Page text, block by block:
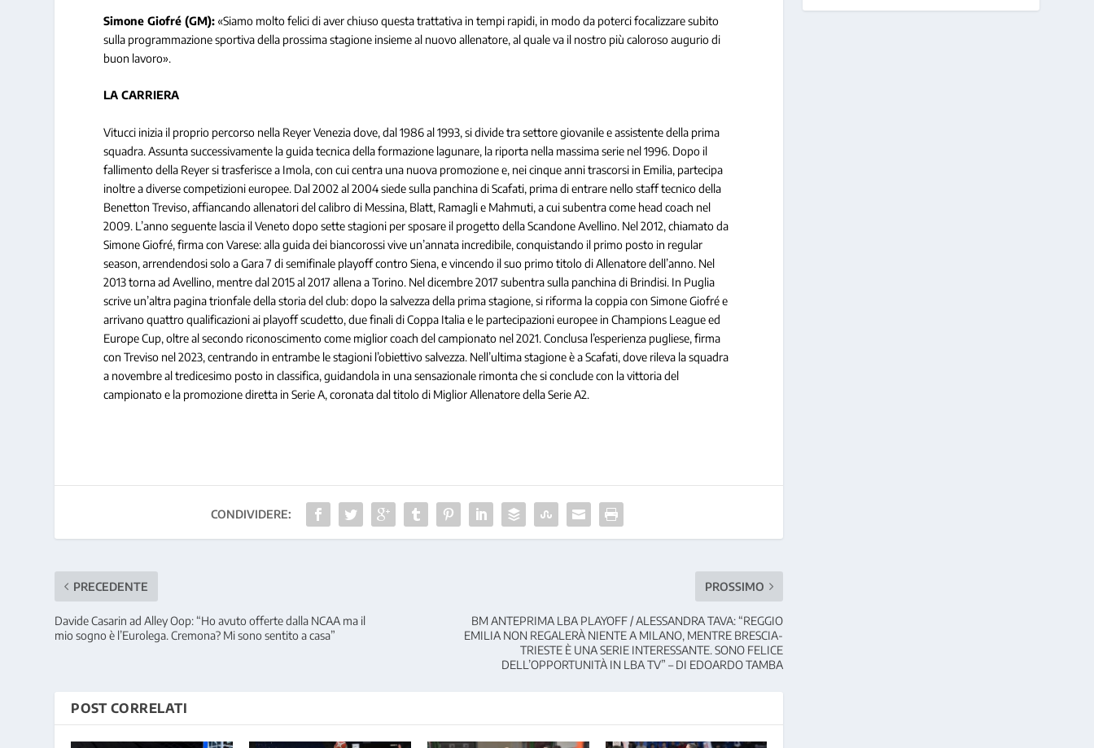
Simone Giofré (GM): «Siamo molto felici di aver chiuso questa trattativa in tempi rapidi, in modo da poterci focalizzare subito
sulla programmazione sportiva della prossima stagione insieme al nuovo allenatore, al quale va il nostro più caloroso augurio di
buon lavoro».
LA CARRIERA
Vitucci inizia il proprio percorso nella Reyer Venezia dove, dal 1986 al 1993, si divide tra settore giovanile e assistente della prima
squadra. Assunta successivamente la guida tecnica della formazione lagunare, la riporta nella massima serie nel 1996. Dopo il
fallimento della Reyer si trasferisce a Imola, con cui centra una nuova promozione e, nei cinque anni trascorsi in Emilia, partecipa
inoltre a diverse competizioni europee. Dal 2002 al 2004 siede sulla panchina di Scafati, prima di entrare nello staff tecnico della
Benetton Treviso, affiancando allenatori del calibro di Messina, Blatt, Ramagli e Mahmuti, a cui subentra come head coach nel
2009. L’anno seguente lascia il Veneto dopo sette stagioni per sposare il progetto della Scandone Avellino. Nel 2012, chiamato da
Simone Giofré, firma con Varese: alla guida dei biancorossi vive un’annata incredibile, conquistando il primo posto in regular
season, arrendendosi solo a Gara 7 di semifinale playoff contro Siena, e vincendo il suo primo titolo di Allenatore dell’anno. Nel
2013 torna ad Avellino, mentre dal 2015 al 2017 allena a Torino. Nel dicembre 2017 subentra sulla panchina di Brindisi. In Puglia
scrive un’altra pagina trionfale della storia del club: dopo la salvezza della prima stagione, si riforma la coppia con Simone Giofré e
arrivano quattro qualificazioni ai playoff scudetto, due finali di Coppa Italia e le partecipazioni europee in Champions League ed
Europe Cup, oltre al secondo riconoscimento come miglior coach del campionato nel 2021. Conclusa l’esperienza pugliese, firma
con Treviso nel 2023, centrando in entrambe le stagioni l’obiettivo salvezza. Nell’ultima stagione è a Scafati, dove rileva la squadra
a novembre al tredicesimo posto in classifica, guidandola in una sensazionale rimonta che si conclude con la vittoria del
campionato e la promozione diretta in Serie A, coronata dal titolo di Miglior Allenatore della Serie A2.
CONDIVIDERE:
PRECEDENTE
Davide Casarin ad Alley Oop: “Ho avuto offerte dalla NCAA ma il
mio sogno è l’Eurolega. Cremona? Mi sono sentito a casa”
PROSSIMO
BM ANTEPRIMA LBA PLAYOFF / ALESSANDRA TAVA: “REGGIO
EMILIA NON REGALERÀ NIENTE A MILANO, MENTRE BRESCIA-
TRIESTE È UNA SERIE INTERESSANTE. SONO FELICE
DELL’OPPORTUNITÀ IN LBA TV” – DI EDOARDO TAMBA
POST CORRELATI